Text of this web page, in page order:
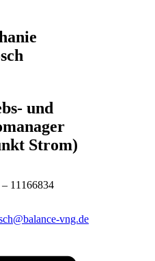
und
Strom)
11166834
vng.de